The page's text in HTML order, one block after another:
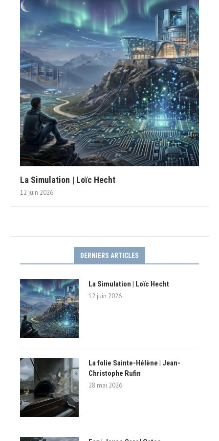
La Simulation | Loïc Hecht
12 juin 2026
DERNIERS ARTICLES
La Simulation | Loïc Hecht
12 juin 2026
La folie Sainte-Hélène | Jean-
Christophe Rufin
28 mai 2026